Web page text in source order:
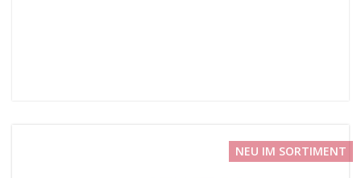
NEU IM SORTIMENT